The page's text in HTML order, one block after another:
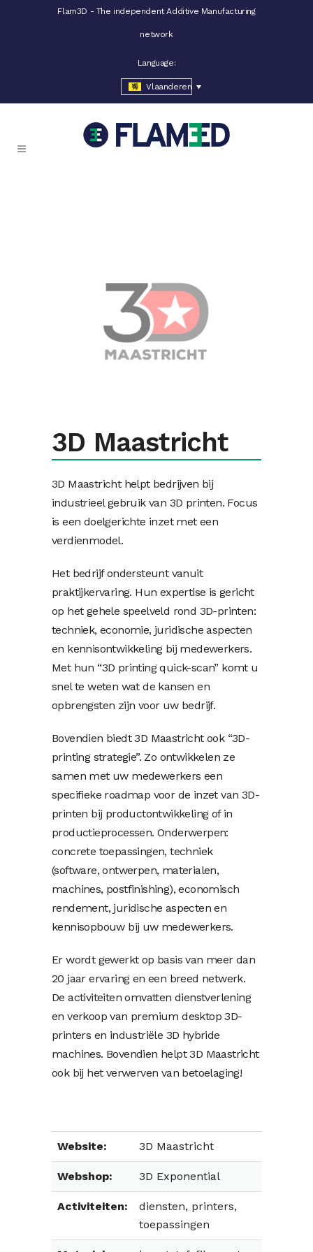
Flam3D - The independent Additive Manufacturing
network
Language:
Vlaanderen
3D Maastricht
3D Maastricht helpt bedrijven bij
industrieel gebruik van 3D printen. Focus
is een doelgerichte inzet met een
verdienmodel.
Het bedrijf ondersteunt vanuit
praktijkervaring. Hun expertise is gericht
op het gehele speelveld rond 3D-printen:
techniek, economie, juridische aspecten
en kennisontwikkeling bij medewerkers.
Met hun “3D printing quick-scan” komt u
snel te weten wat de kansen en
opbrengsten zijn voor uw bedrijf.
Bovendien biedt 3D Maastricht ook “3D-
printing strategie”. Zo ontwikkelen ze
samen met uw medewerkers een
specifieke roadmap voor de inzet van 3D-
printen bij productontwikkeling of in
productieprocessen. Onderwerpen:
concrete toepassingen, techniek
(software, ontwerpen, materialen,
machines, postfinishing), economisch
rendement, juridische aspecten en
kennisopbouw bij uw medewerkers.
Er wordt gewerkt op basis van meer dan
20 jaar ervaring en een breed netwerk.
De activiteiten omvatten dienstverlening
en verkoop van premium desktop 3D-
printers en industriële 3D hybride
machines. Bovendien helpt 3D Maastricht
ook bij het verwerven van betoelaging!
Website: 3D Maastricht
Webshop: 3D Exponential
Activiteiten:
diensten, printers,
toepassingen